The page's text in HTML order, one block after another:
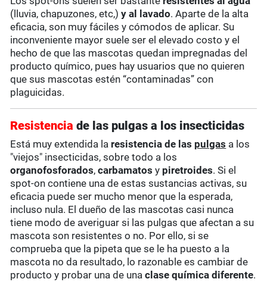
(lluvia, chapuzones, etc,)y al lavado. Aparte de la alta
eficacia, son muy fáciles y cómodos de aplicar. Su
inconveniente mayor suele ser el elevado costo y el
hecho de que las mascotas quedan impregnadas del
producto químico, pues hay usuarios que no quieren
que sus mascotas estén “contaminadas” con
plaguicidas.
Resistencia de las pulgas a los insecticidas
Está muy extendida la resistencia de las pulgas a los
"viejos" insecticidas, sobre todo a los
organofosforados,carbamatos y piretroides. Si el
spot-on contiene una de estas sustancias activas, su
eficacia puede ser mucho menor que la esperada,
incluso nula. El dueño de las mascotas casi nunca
tiene modo de averiguar si las pulgas que afectan a su
mascota son resistentes o no. Por ello, si se
comprueba que la pipeta que se le ha puesto a la
mascota no da resultado, lo razonable es cambiar de
producto y probar una de unaclase química diferente.